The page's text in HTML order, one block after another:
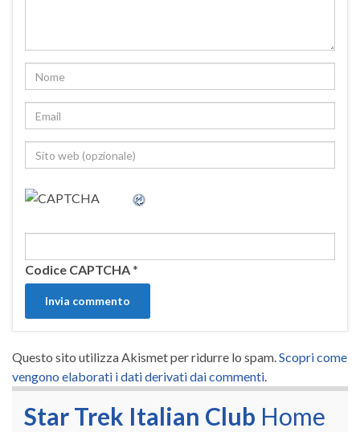
Codice CAPTCHA*
Questo sito utilizza Akismet per ridurre lo spam.Scopri come
vengono elaborati i dati derivati dai commenti.
Star Trek Italian Club Home